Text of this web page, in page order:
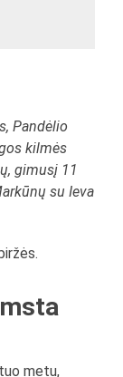
Pandėlio
kilmės
gimusį 11
su Ieva
metu,